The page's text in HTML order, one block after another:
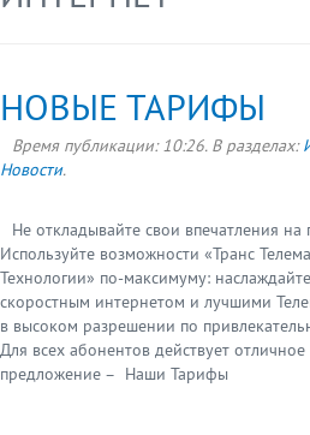
НОВЫЕ ТАРИФЫ
Время публикации:10:26. В разделах:
Новости.
Не откладывайте свои впечатления на
Используйте возможности «Транс
Технологии» по-максимуму:
скоростным интернетом и лучшими
в высоком разрешении по
Для всех абонентов действует отличное
предложение – Наши Тарифы